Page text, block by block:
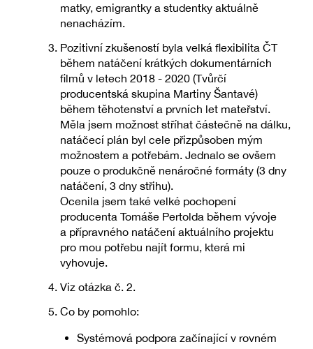
matky, emigrantky a studentky aktuálně
nenacházím.
Pozitivní zkušeností byla velká flexibilita ČT
během natáčení krátkých dokumentárních
filmů v letech 2018 - 2020 (Tvůrčí
producentská skupina Martiny Šantavé)
během těhotenství a prvních let mateřství.
Měla jsem možnost stříhat částečně na dálku,
natáčecí plán byl cele přizpůsoben mým
možnostem a potřebám. Jednalo se ovšem
pouze o produkčně nenáročné formáty (3 dny
natáčení, 3 dny střihu).
Ocenila jsem také velké pochopení
producenta Tomáše Pertolda během vývoje
a přípravného natáčení aktuálního projektu
pro mou potřebu najít formu, která mi
vyhovuje.
Viz otázka č. 2.
Co by pomohlo:
Systémová podpora začínající v rovném